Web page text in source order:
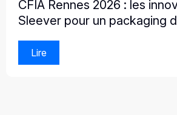
CFIA Rennes 2026 : les
Sleever pour un packaging
Lire